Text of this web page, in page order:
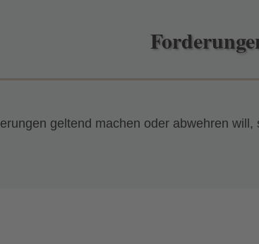
geltend machen oder abwehren